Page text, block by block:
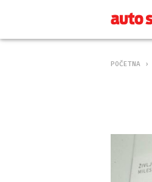
POČETNA